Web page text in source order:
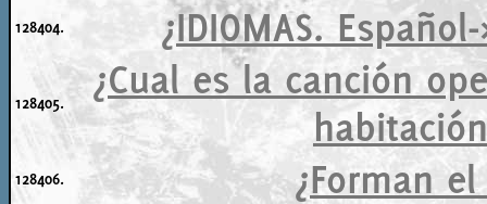
128404. ¿IDIOMAS.
128405.
¿Cual es la canción
128406. ¿Forman